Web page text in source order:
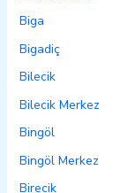
Biga
Bigadiç
Bilecik
Bilecik Merkez
Bingöl
Bingöl Merkez
Birecik